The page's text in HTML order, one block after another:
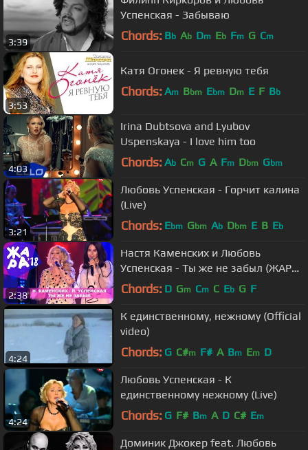
3:39
Успенская - Забываю
Chords: Bb Ab Dm Eb Fm G Cm
3:53
Катя Огонек - Я ревную тебя
Chords: Am Bbm Ebm Dm E F Bb
4:03
Irina Dubtsova and Lyubov
Uspenskaya - I love him too
Chords: Ab Cm G A Fm Dbm Gbm
3:21
Любовь Успенская - Горчит калина
(Live)
Chords: Ebm Gbm Ab Dbm E B Eb
2:38
Настя Каменских и Любовь
Успенская - Ты же не забыл (ЖАРА
В БАКУ Live, 2018)
Chords: D Gm Cm C Eb G F
4:24
К единственному, нежному (Official
video)
Chords: G C#m F# A Bm Em D
4:24
Любовь Успенская - К
единственному нежному (Live)
Chords: G F# Bm A D C# Em
Доминик Джокер feat. Любовь